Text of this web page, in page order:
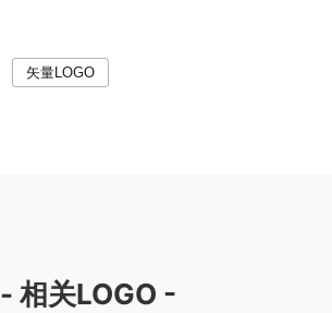
矢量LOGO
- 相关LOGO -